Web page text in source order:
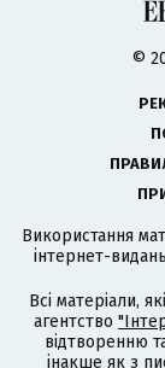
©
Використання
інтернет-
Всі матеріали,
агентство
відтворенню
інакше як з